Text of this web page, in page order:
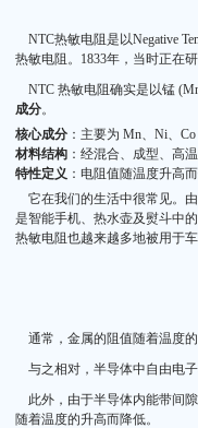
NTC热敏电阻是以Negative
热敏电阻。1833年，当时正在
NTC 热敏电阻确实是以锰
成分。
核心成分 ：主要为 Mn、Ni、Co
材料结构 ：经混合、成型、高
特性定义 ：电阻值随温度升高而
它在我们的生活中很常见。
是智能手机、热水壶及熨斗中
热敏电阻也越来越多地被用于车
通常，金属的阻值随着温度
与之相对，半导体中自由电
此外，由于半导体内能带间
随着温度的升高而降低。